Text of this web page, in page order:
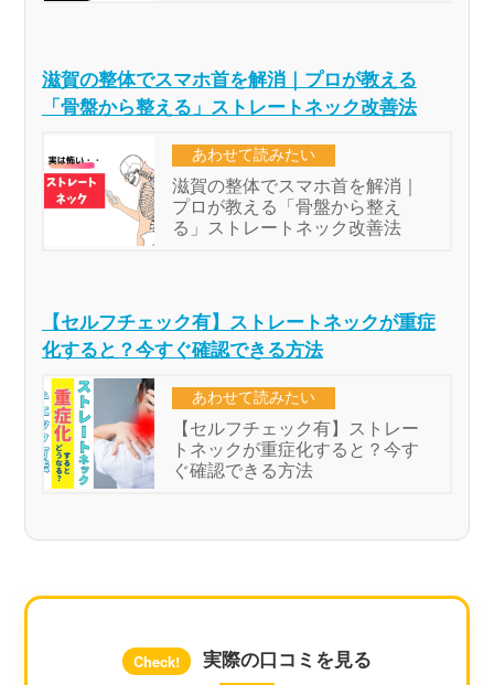
滋賀の整体でスマホ首を解消｜プロが教える
「骨盤から整える」ストレートネック改善法
【セルフチェック有】ストレートネックが重症
化すると？今すぐ確認できる方法
Check! 実際の口コミを見る